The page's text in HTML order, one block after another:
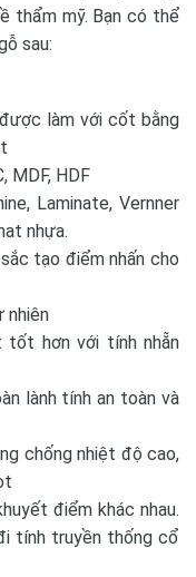
thẩm mỹ. Bạn có thể
sau:
làm với cốt bằng
MDF, HDF
Laminate, Vernner
nhựa.
tạo điểm nhấn cho
nhiên
tốt hơn với tính nhẵn
lành tính an toàn và
chống nhiệt độ cao,
điểm khác nhau.
tính truyền thống cổ